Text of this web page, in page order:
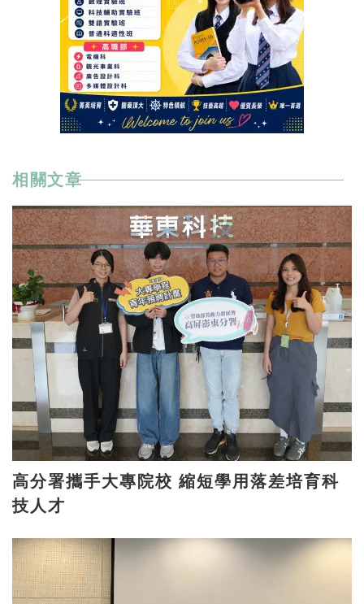
相關文章
高分署攜手大專院校 縮短學用落差培育科
技人才